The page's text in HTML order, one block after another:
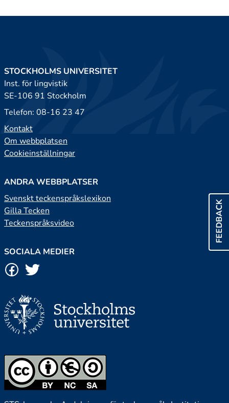
FEEDBACK
STOCKHOLMS UNIVERSITET
Inst. för lingvistik
SE-106 91 Stockholm
Telefon: 08-16 23 47
Kontakt
Om webbplatsen
Cookieinställningar
ANDRA WEBBPLATSER
Svenskt teckenspråkslexikon
Gilla Tecken
Teckenspråksvideo
SOCIALA MEDIER